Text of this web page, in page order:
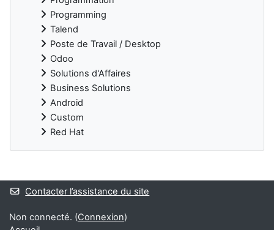
Programming
Talend
Poste de Travail / Desktop
Odoo
Solutions d'Affaires
Business Solutions
Android
Custom
Red Hat
Blocs supplémentaires
Contacter l’assistance du site
Non connecté. (Connexion)